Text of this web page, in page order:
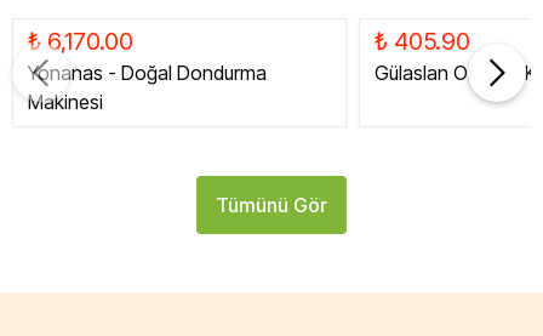
₺ 6,170.00
Yonanas - Doğal Dondurma
Makinesi
₺ 405.90
Gülaslan Organik
Tümünü Gör